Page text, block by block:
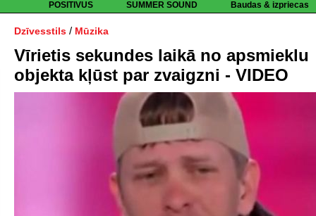
POSITIVUS
SUMMER SOUND Baudas & izpriecas
Dzīvesstils / Mūzika
Vīrietis sekundes laikā no apsmieklu
objekta kļūst par zvaigzni - VIDEO